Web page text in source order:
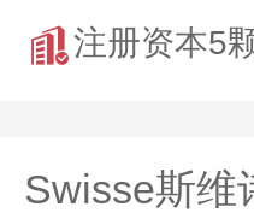
注册资本5
Swisse斯维